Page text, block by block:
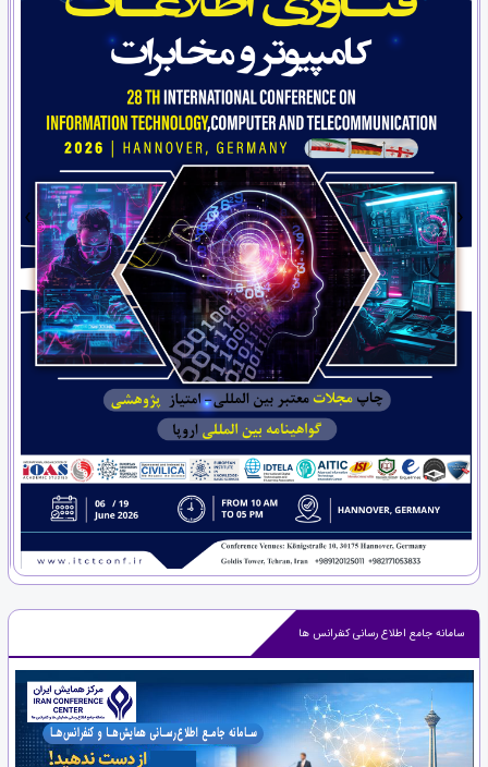
› ‹
سامانه جامع اطلاع رسانی کنفرانس ها